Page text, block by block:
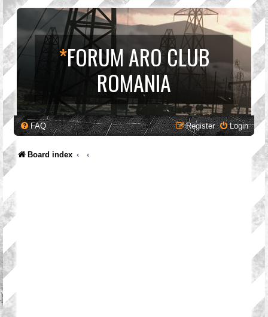
*FORUM ARO CLUB
ROMANIA
FAQ Login
Register
Board index